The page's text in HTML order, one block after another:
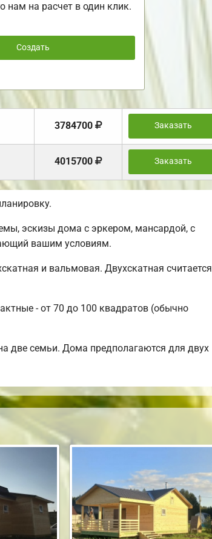
нам на расчет в один клик.
Создать
3784700 Заказать
4015700 Заказать
эскизы дома с эркером, мансардой, с
вашим условиям.
и вальмовая. Двухскатная считается
- от 70 до 100 квадратов (обычно
две семьи. Дома предполагаются для двух